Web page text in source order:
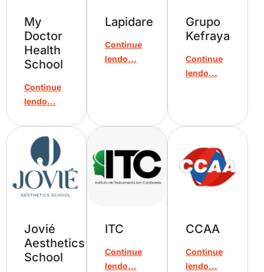
My
Doctor
Health
School
Continue
lendo...
Lapidare
Continue
lendo...
Grupo
Kefraya
Continue
lendo...
Jovié
Aesthetics
School
ITC
Continue
lendo...
CCAA
Continue
lendo...